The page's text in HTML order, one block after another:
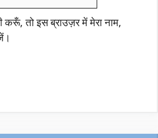
करूँ, तो इस ब्राउज़र में मेरा नाम,